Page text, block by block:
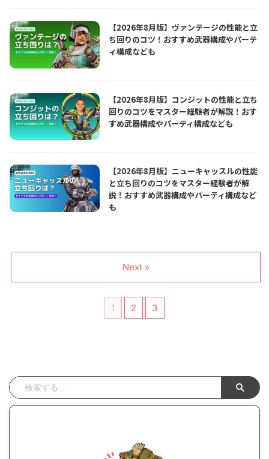
【2026年8月版】ヴァンテージの性能と立
ち回りのコツ！おすすめ武器構成やパーテ
ィ構成なども
【2026年8月版】コンジットの性能と立ち
回りのコツをマスター経験者が解説！おす
すめ武器構成やパーティ構成なども
【2026年8月版】ニューキャッスルの性能
と立ち回りのコツをマスター経験者が解
説！おすすめ武器構成やパーティ構成など
も
1 2 3
Next »